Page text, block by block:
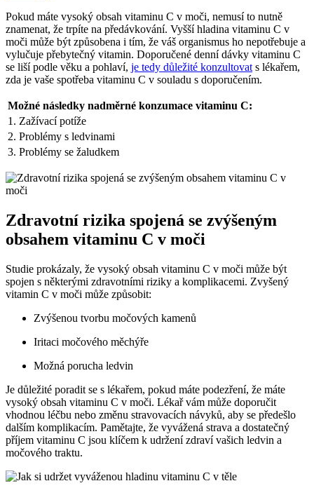
Pokud máte vysoký obsah vitaminu C v moči, nemusí to nutně
znamenat, že trpíte na předávkování. Vyšší hladina vitaminu C v
moči může být způsobena i tím, že váš organismus ho nepotřebuje a
vylučuje přebytečný vitamin. Doporučené denní dávky vitaminu C
se liší podle věku a pohlaví, je tedy důležité konzultovat s lékařem,
zda je vaše spotřeba vitaminu C v souladu s doporučením.
Možné následky nadměrné konzumace vitaminu C:
1. Zažívací potíže
2. Problémy s ledvinami
3. Problémy se žaludkem
Zdravotní rizika spojená se zvýšeným
obsahem vitaminu C v moči
Studie prokázaly, že vysoký obsah vitaminu C v moči může být
spojen s některými zdravotními riziky a komplikacemi. Zvyšený
vitamin C v moči může způsobit:
Zvýšenou tvorbu močových kamenů
Iritaci močového měchýře
Možná porucha ledvin
Je důležité poradit se s lékařem, pokud máte podezření, že máte
vysoký obsah vitaminu C v moči. Lékař vám může doporučit
vhodnou léčbu nebo změnu stravovacích návyků, aby se předešlo
dalším komplikacím. Pamětajte, že vyvážená strava a dostatečný
příjem vitaminu C jsou klíčem k udržení zdraví vašich ledvin a
močového traktu.